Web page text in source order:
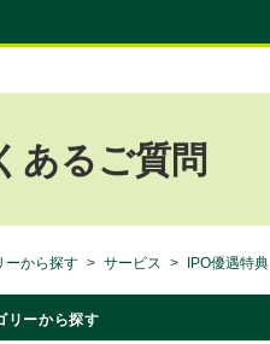
あるご質問
ーから探す > サービス > IPO優遇特典
リーから探す